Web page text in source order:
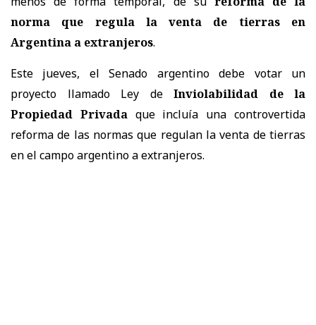
norma que regula la venta de tierras en
Argentina a extranjeros.
Este jueves, el Senado argentino debe votar un
proyecto llamado Ley de Inviolabilidad de la
Propiedad Privadaque incluía una controvertida
reforma de las normas que regulan la venta de tierras
en el campo argentino a extranjeros.